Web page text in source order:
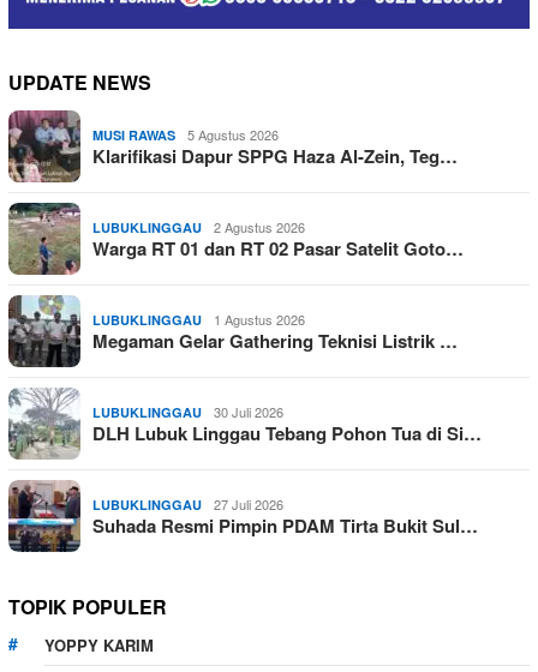
UPDATE NEWS
MUSI RAWAS 5 Agustus 2026
Klarifikasi Dapur SPPG Haza Al-Zein, Teg…
LUBUKLINGGAU 2 Agustus 2026
Warga RT 01 dan RT 02 Pasar Satelit Goto…
LUBUKLINGGAU 1 Agustus 2026
Megaman Gelar Gathering Teknisi Listrik …
LUBUKLINGGAU 30 Juli 2026
DLH Lubuk Linggau Tebang Pohon Tua di Si…
LUBUKLINGGAU 27 Juli 2026
Suhada Resmi Pimpin PDAM Tirta Bukit Sul…
TOPIK POPULER
YOPPY KARIM